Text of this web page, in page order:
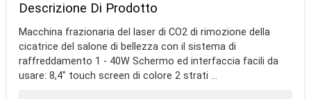
Descrizione Di Prodotto
Macchina frazionaria del laser di CO2 di rimozione della
cicatrice del salone di bellezza con il sistema di
raffreddamento 1 - 40W Schermo ed interfaccia facili da
usare: 8,4" touch screen di colore 2 strati ...